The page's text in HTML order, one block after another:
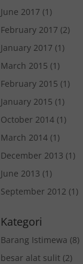
June 2017 (1)
February 2017 (2)
January 2017 (1)
March 2015 (1)
February 2015 (1)
January 2015 (1)
October 2014 (1)
March 2014 (1)
December 2013 (1)
June 2013 (1)
September 2012 (1)
Kategori
Barang Istimewa (8)
besar alat sulit (2)